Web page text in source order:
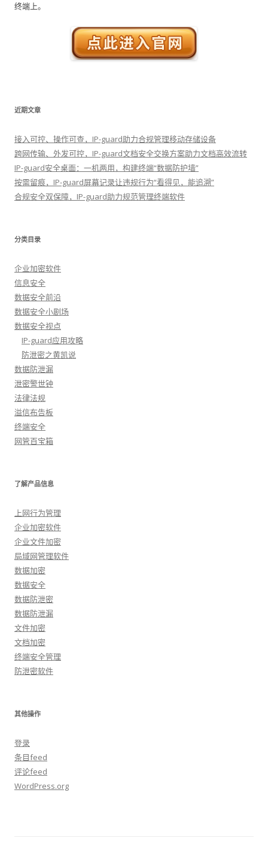
终端上。
近期文章
接入可控、操作可查，IP-guard助力合规管理移动存储设备
跨网传输、外发可控，IP-guard文档安全交换方案助力文档高效流转
IP-guard安全桌面：一机两用，构建终端“数据防护墙”
按需留痕，IP-guard屏幕记录让违规行为“看得见，能追溯”
合规安全双保障，IP-guard助力规范管理终端软件
分类目录
企业加密软件
信息安全
数据安全前沿
数据安全小剧场
数据安全视点
IP-guard应用攻略
防泄密之黄凯说
数据防泄漏
泄密警世钟
法律法规
溢信布告板
终端安全
网管百宝箱
了解产品信息
上网行为管理
企业加密软件
企业文件加密
局域网管理软件
数据加密
数据安全
数据防泄密
数据防泄漏
文件加密
文档加密
终端安全管理
防泄密软件
其他操作
登录
条目feed
评论feed
WordPress.org